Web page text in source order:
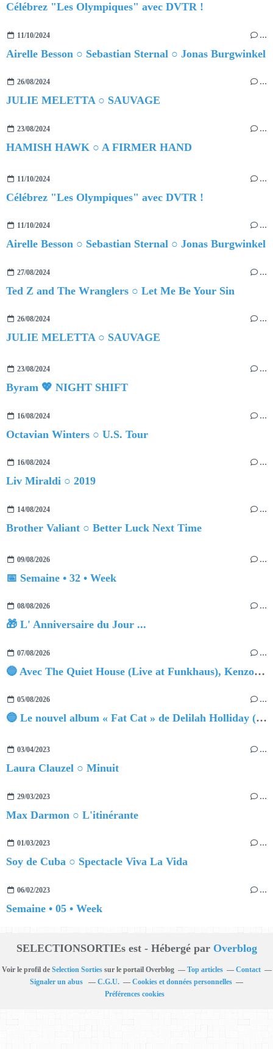
Célébrez "Les Olympiques" avec DVTR !
11/10/2024 …
Airelle Besson ○ Sebastian Sternal ○ Jonas Burgwinkel
26/08/2024 …
JULIE MELETTA ○ SAUVAGE
23/08/2024 …
HAMISH HAWK ○ A FIRMER HAND
11/10/2024 …
Célébrez "Les Olympiques" avec DVTR !
11/10/2024 …
Airelle Besson ○ Sebastian Sternal ○ Jonas Burgwinkel
27/08/2024 …
Ted Z and The Wranglers ○ Let Me Be Your Sin
26/08/2024 …
JULIE MELETTA ○ SAUVAGE
23/08/2024 …
Byram 💖 NIGHT SHIFT
16/08/2024 …
Octavian Winters ○ U.S. Tour
16/08/2024 …
Liv Miraldi ○ 2019
14/08/2024 …
Brother Valiant ○ Better Luck Next Time
09/08/2026 …
📅 Semaine • 32 • Week
08/08/2026 …
🎁 L' Anniversaire du Jour ...
07/08/2026 …
🔵 Avec The Quiet House (Live at Funkhaus), Kenzo Zurzolo livre une performance aussi intense qu'envoûtante.
05/08/2026 …
🔵 Le nouvel album « Fat Cat » de Delilah Holliday (sortie le 30 Octobre 2026)
03/04/2023 …
Laura Clauzel ○ Minuit
29/03/2023 …
Max Darmon ○ L'itinérante
01/03/2023 …
Soy de Cuba ○ Spectacle Viva La Vida
06/02/2023 …
Semaine • 05 • Week
SELECTIONSORTIEs est - Hébergé par Overblog
Voir le profil de Selection Sortiessur le portail Overblog Top articles
Contact
Signaler un abus
C.G.U.
Cookies et données personnelles
Préférences cookies